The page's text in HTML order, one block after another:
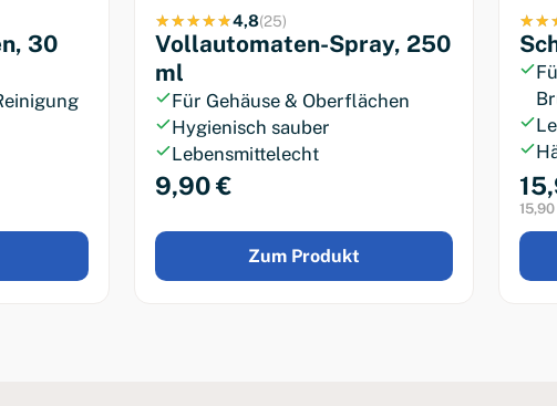
30
4,8(25)
Vollautomaten-Spray, 250
ml
Für Gehäuse & Oberflächen
Hygienisch sauber
Lebensmittelecht
9,90 €
Zum Produkt